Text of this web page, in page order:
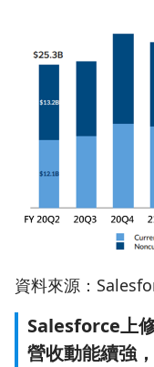
資料來源：
Salesforce上
營收動能續強